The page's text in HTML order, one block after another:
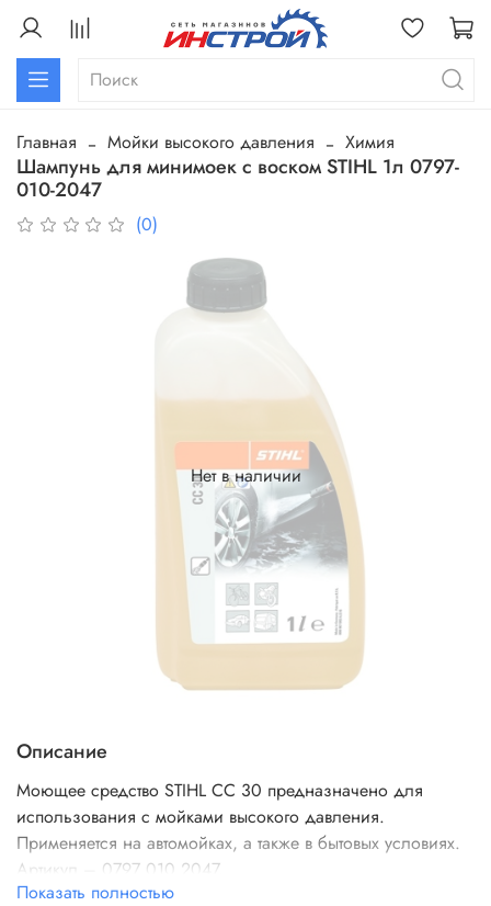
Главная Мойки высокого давления Химия
Шампунь для минимоек с воском STIHL 1л 0797-
010-2047
(0)
Нет в наличии
Описание
Моющее средство STIHL СС 30 предназначено для
использования с мойками высокого давления.
Применяется на автомойках, а также в бытовых условиях.
Артикул – 0797 010 2047.
Показать полностью